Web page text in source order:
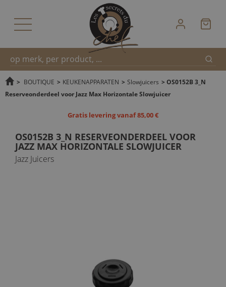
Snel
> BOUTIQUE > KEUKENAPPARATEN > Slowjuicers > OS0152B 3_N
Reserveonderdeel voor Jazz Max Horizontale Slowjuicer
Gratis levering vanaf 85,00 €
OS0152B 3_N RESERVEONDERDEEL VOOR
JAZZ MAX HORIZONTALE SLOWJUICER
Jazz Juicers